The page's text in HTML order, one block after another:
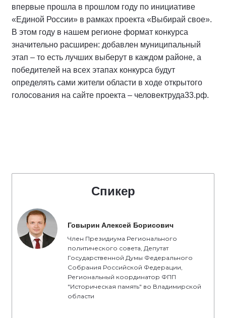
впервые прошла в прошлом году по инициативе
«Единой России» в рамках проекта «Выбирай свое».
В этом году в нашем регионе формат конкурса
значительно расширен: добавлен муниципальный
этап – то есть лучших выберут в каждом районе, а
победителей на всех этапах конкурса будут
определять сами жители области в ходе открытого
голосования на сайте проекта – человектруда33.рф.
Спикер
Говырин Алексей Борисович
Член Президиума Регионального
политического совета, Депутат
Государственной Думы Федерального
Собрания Российской Федерации,
Региональный координатор ФПП
"Историческая память" во Владимирской
области